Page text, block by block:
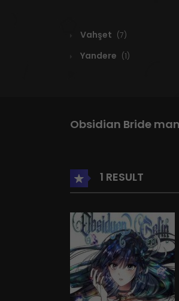
Vahşet (7)
Yandere (1)
Obsidian Bride
1 RESULT